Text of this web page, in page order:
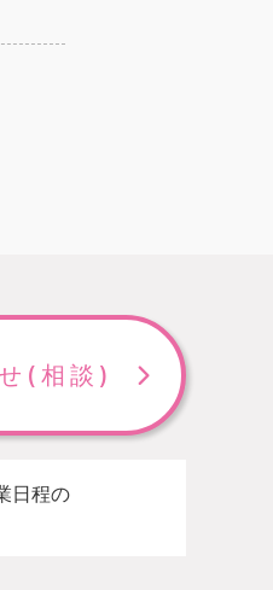
(相談)
日程の